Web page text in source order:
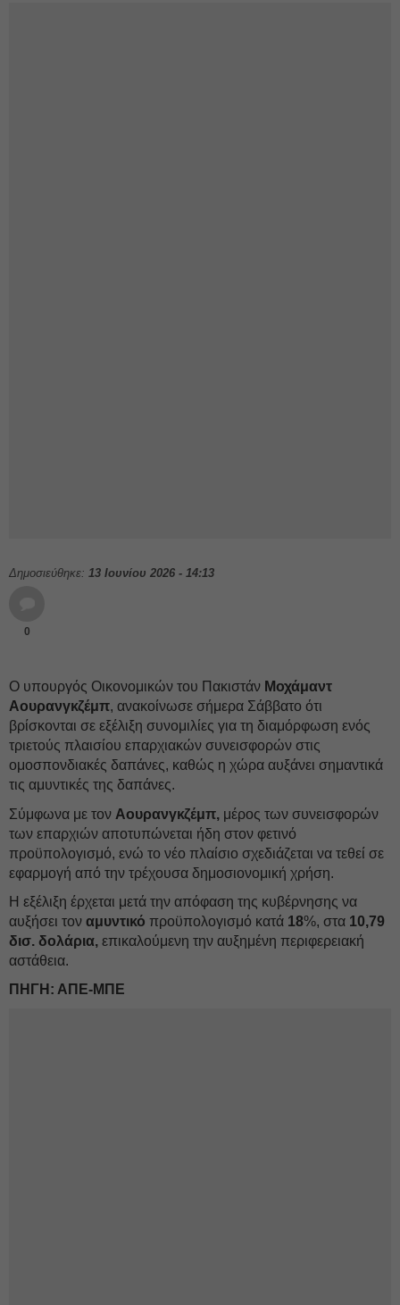
Δημοσιεύθηκε: 13 Ιουνίου 2026 - 14:13
0
Ο υπουργός Οικονομικών του Πακιστάν Μοχάμαντ
Αουρανγκζέμπ, ανακοίνωσε σήμερα Σάββατο ότι
βρίσκονται σε εξέλιξη συνομιλίες για τη διαμόρφωση ενός
τριετούς πλαισίου επαρχιακών συνεισφορών στις
ομοσπονδιακές δαπάνες, καθώς η χώρα αυξάνει σημαντικά
τις αμυντικές της δαπάνες.
Σύμφωνα με τον Αουρανγκζέμπ, μέρος των συνεισφορών
των επαρχιών αποτυπώνεται ήδη στον φετινό
προϋπολογισμό, ενώ το νέο πλαίσιο σχεδιάζεται να τεθεί σε
εφαρμογή από την τρέχουσα δημοσιονομική χρήση.
Η εξέλιξη έρχεται μετά την απόφαση της κυβέρνησης να
αυξήσει τον αμυντικό προϋπολογισμό κατά 18%, στα 10,79
δισ. δολάρια, επικαλούμενη την αυξημένη περιφερειακή
αστάθεια.
ΠΗΓΗ: ΑΠΕ-ΜΠΕ